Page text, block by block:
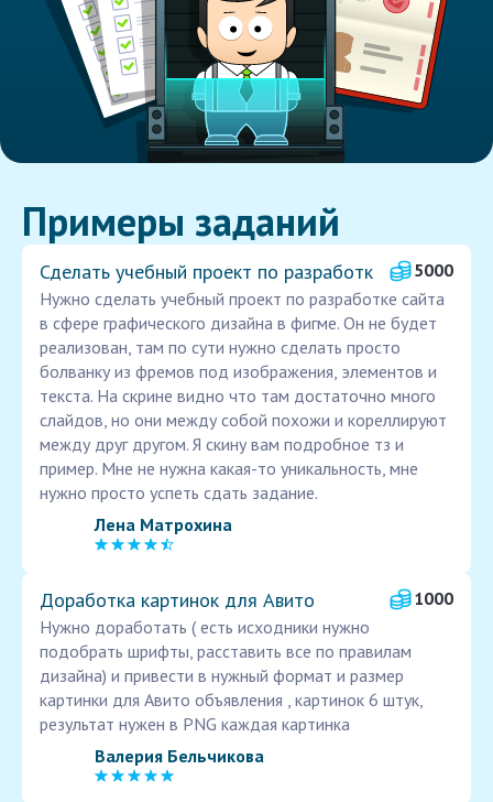
Примеры заданий
Сделать учебный проект по разработк
5000
Нужно сделать учебный проект по разработке сайта
в сфере графического дизайна в фигме. Он не будет
реализован, там по сути нужно сделать просто
болванку из фремов под изображения, элементов и
текста. На скрине видно что там достаточно много
слайдов, но они между собой похожи и кореллируют
между друг другом. Я скину вам подробное тз и
пример. Мне не нужна какая-то уникальность, мне
нужно просто успеть сдать задание.
Лена Матрохина
Доработка картинок для Авито
1000
Нужно доработать ( есть исходники нужно
подобрать шрифты, расставить все по правилам
дизайна) и привести в нужный формат и размер
картинки для Авито объявления , картинок 6 штук,
результат нужен в PNG каждая картинка
Валерия Бельчикова